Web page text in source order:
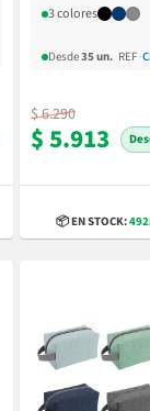
3 colores
Desde35 un. REF ·
$ 6.290
$ 5.913
📦 EN STOCK: